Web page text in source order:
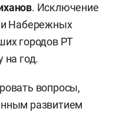
. Исключение
и Набережных
городов РТ
на год.
вопросы,
развитием